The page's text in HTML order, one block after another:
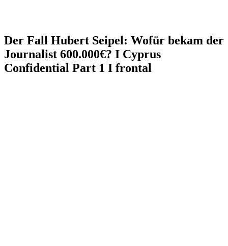
Der Fall Hubert Seipel: Wofür bekam der
Journalist 600.000€? I Cyprus
Confidential Part 1 I frontal